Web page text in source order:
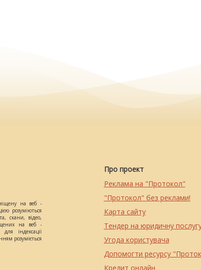
на веб -
розуміються
скани, відео,
на веб -
індексації
розуміється
Про проект
Реклама на "Протокол"
"Протокол" без реклами!
Карта сайту
Тендер на юридичну
Угода користувача
Допомогти ресурсу
Кредит онлайн